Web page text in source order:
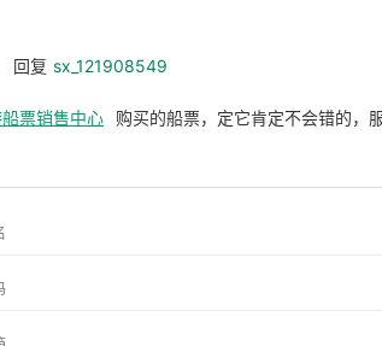
回复 sx_121908549
票销售中心 购买的船票，定它肯定不会错的，